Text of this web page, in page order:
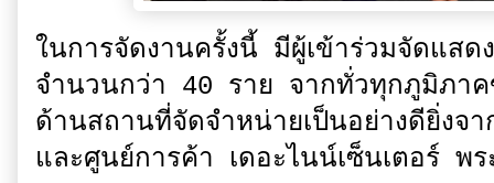
ในการจัดงานครั้งนี้ มีผู้เข้าร่วมจัดแสด
จำนวนกว่า 40 ราย จากทั่วทุกภูมิภาค
ด้านสถานที่จัดจำหน่ายเป็นอย่างดียิ่ง
และศูนย์การค้า เดอะไนน์เซ็นเตอร์